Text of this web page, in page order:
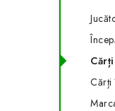
ă
Cărți